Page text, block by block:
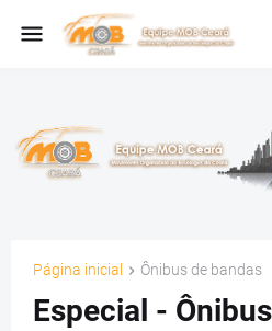
Página inicial Ônibus de bandas
Especial -